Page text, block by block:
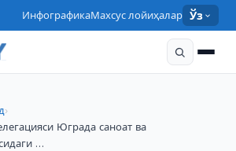
ИнфографикаМахсус лойиҳалар Ўз
›
Юграда саноат ва
…